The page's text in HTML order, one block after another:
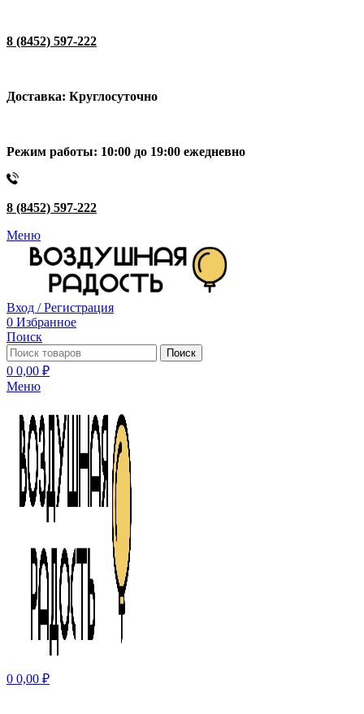
8 (8452) 597-222
Доставка: Круглосуточно
Режим работы: 10:00 до 19:00 ежедневно
8 (8452) 597-222
Меню
Вход / Регистрация
0 Избранное
Поиск
Поиск
0 0,00 ₽
Меню
0 0,00 ₽